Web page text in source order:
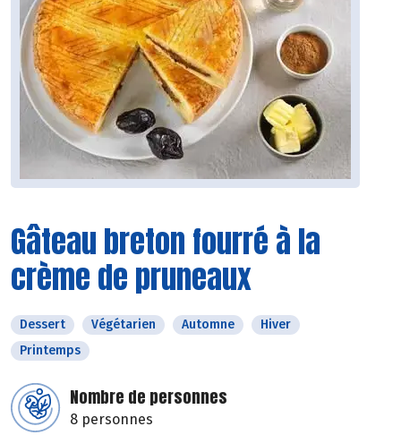
Gâteau breton fourré à la
crème de pruneaux
Dessert Végétarien Automne
Hiver
Printemps
Nombre de personnes
8 personnes